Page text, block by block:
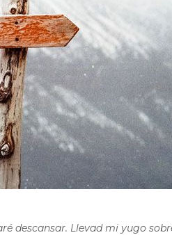
descansar. Llevad mi yugo